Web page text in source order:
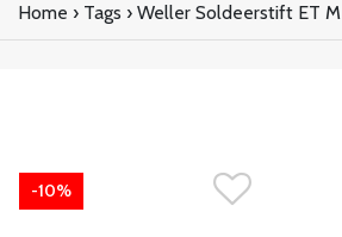
Home › Tags › Weller Soldeerstift ET M
-10%